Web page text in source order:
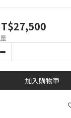
加入購物車